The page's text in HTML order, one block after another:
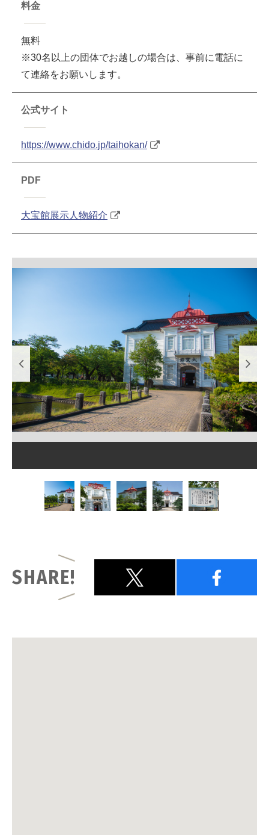
料金
無料
※30名以上の団体でお越しの場合は、事前に電話に
て連絡をお願いします。
公式サイト
https://www.chido.jp/taihokan/
PDF
大宝館展示人物紹介
SHARE!